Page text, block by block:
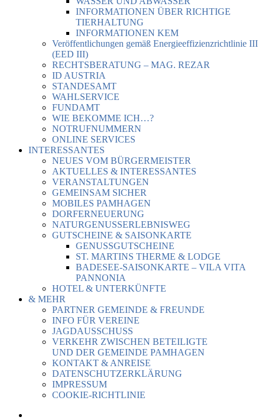
INFORMATIONEN ÜBER RICHTIGE
TIERHALTUNG
INFORMATIONEN KEM
Veröffentlichungen gemäß Energieeffizienzrichtlinie III
(EED III)
RECHTSBERATUNG – MAG. REZAR
ID AUSTRIA
STANDESAMT
WAHLSERVICE
FUNDAMT
WIE BEKOMME ICH…?
NOTRUFNUMMERN
ONLINE SERVICES
INTERESSANTES
NEUES VOM BÜRGERMEISTER
AKTUELLES & INTERESSANTES
VERANSTALTUNGEN
GEMEINSAM SICHER
MOBILES PAMHAGEN
DORFERNEUERUNG
NATURGENUSSERLEBNISWEG
GUTSCHEINE & SAISONKARTE
GENUSSGUTSCHEINE
ST. MARTINS THERME & LODGE
BADESEE-SAISONKARTE – VILA VITA
PANNONIA
HOTEL & UNTERKÜNFTE
& MEHR
PARTNER GEMEINDE & FREUNDE
INFO FÜR VEREINE
JAGDAUSSCHUSS
VERKEHR ZWISCHEN BETEILIGTE
UND DER GEMEINDE PAMHAGEN
KONTAKT & ANREISE
DATENSCHUTZERKLÄRUNG
IMPRESSUM
COOKIE-RICHTLINIE